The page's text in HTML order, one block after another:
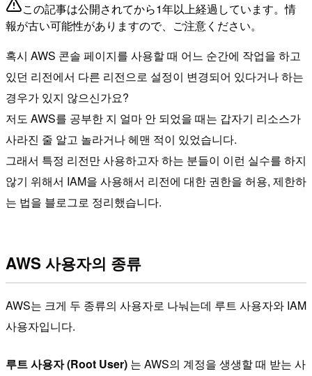
この記事は公開されてから1年以上経過しています。情
報が古い可能性がありますので、ご注意ください。
혹시 AWS 콘솔 페이지를 사용할 때 어느 순간에 작업을 하고
있던 리전에서 다른 리전으로 설정이 변경되어 있다거나 하는
경우가 있지 않으신가요?
저도 AWS를 공부한 지 얼마 안 되었을 때는 갑자기 리소스가
사라진 줄 알고 놀라거나 헤맨 적이 있었습니다.
그래서 특정 리전만 사용하고자 하는 분들이 이런 실수를 하지
않기 위해서 IAM을 사용해서 리전에 대한 권한을 허용, 제한하
는 법을 블로그로 정리했습니다.
AWS 사용자의 종류
AWS는 크게 두 종류의 사용자로 나눠는데 루트 사용자와 IAM
사용자입니다.
루트 사용자 (Root User) 는 AWS의 계정을 생생할 때 받는 사